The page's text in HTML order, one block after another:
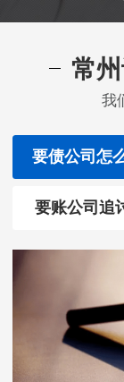
常
我
要债公司怎
要账公司追